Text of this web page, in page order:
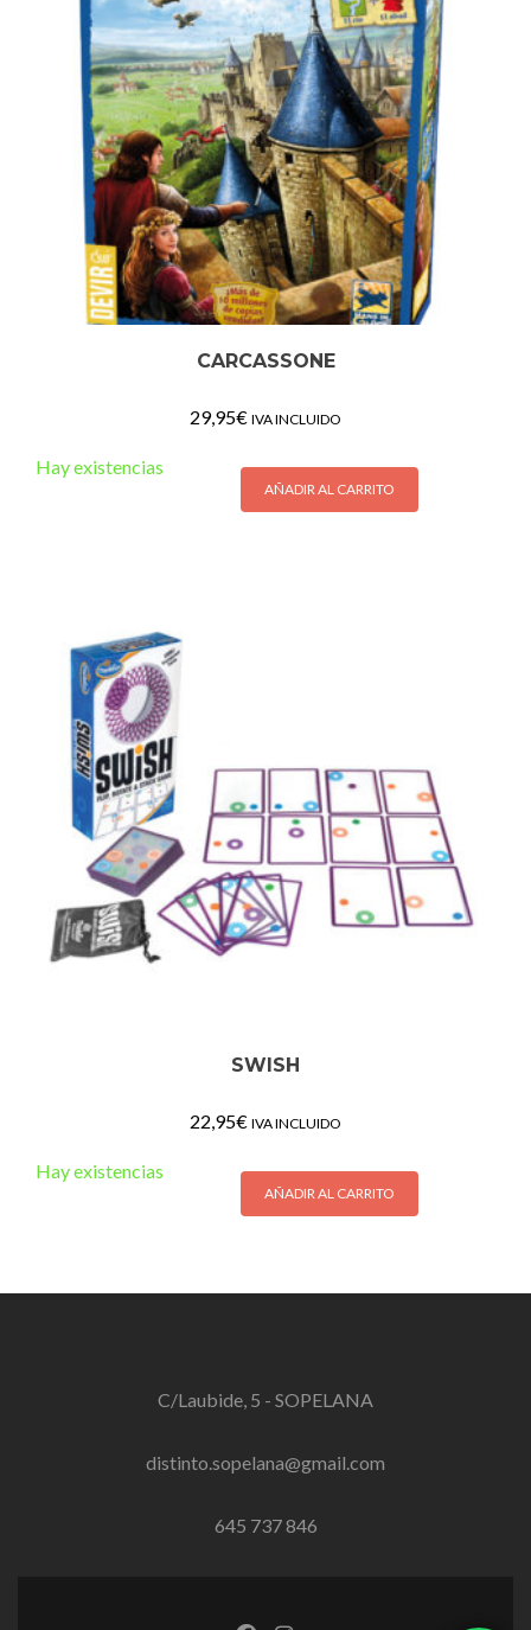
CARCASSONE
29,95€ IVA INCLUIDO
Hay existencias
AÑADIR AL CARRITO
SWISH
22,95€ IVA INCLUIDO
Hay existencias
AÑADIR AL CARRITO
C/Laubide, 5 - SOPELANA
distinto.sopelana@gmail.com
645 737 846